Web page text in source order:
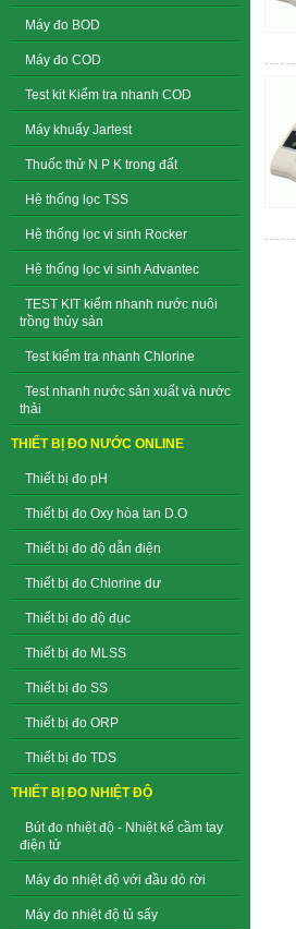
Máy đo BOD
Máy đo COD
Test kit Kiểm tra nhanh COD
Máy khuấy Jartest
Thuốc thử N P K trong đất
Hệ thống lọc TSS
Hệ thống lọc vi sinh Rocker
Hệ thống lọc vi sinh Advantec
TEST KIT kiểm nhanh nước nuôi
trồng thủy sản
Test kiểm tra nhanh Chlorine
Test nhanh nước sản xuất và nước
thải
THIẾT BỊ ĐO NƯỚC ONLINE
Thiết bị đo pH
Thiết bị đo Oxy hòa tan D.O
Thiết bị đo độ dẫn điện
Thiết bị đo Chlorine dư
Thiết bị đo độ đục
Thiết bị đo MLSS
Thiết bị đo SS
Thiết bị đo ORP
Thiết bị đo TDS
THIẾT BỊ ĐO NHIỆT ĐỘ
Bút đo nhiệt độ - Nhiệt kế cầm tay
điện tử
Máy đo nhiệt độ với đầu dò rời
Máy đo nhiệt độ tủ sấy